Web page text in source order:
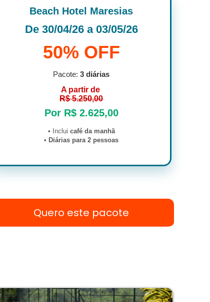
Beach Hotel Maresias
De 30/04/26 a 03/05/26
50% OFF
Pacote:3 diárias
A partir de
R$ 5.250,00
Por R$ 2.625,00
• Inclui café da manhã
• Diárias para 2 pessoas
Quero este pacote